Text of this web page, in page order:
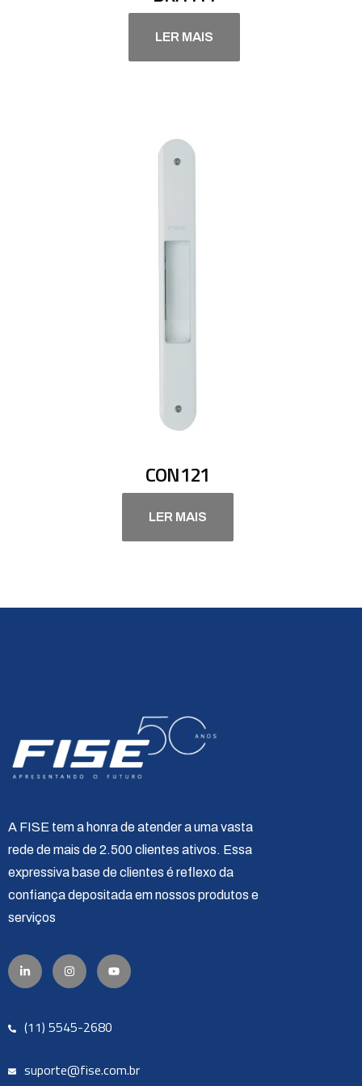
LER MAIS
CON121
LER MAIS
A FISE tem a honra de atender a uma vasta
rede de mais de 2.500 clientes ativos. Essa
expressiva base de clientes é reflexo da
confiança depositada em nossos produtos e
serviços
(11) 5545-2680
suporte@fise.com.br